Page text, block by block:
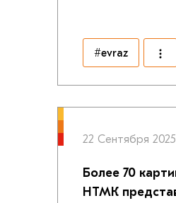
#evraz
22 Сентября 2025
Более 70
НТМК